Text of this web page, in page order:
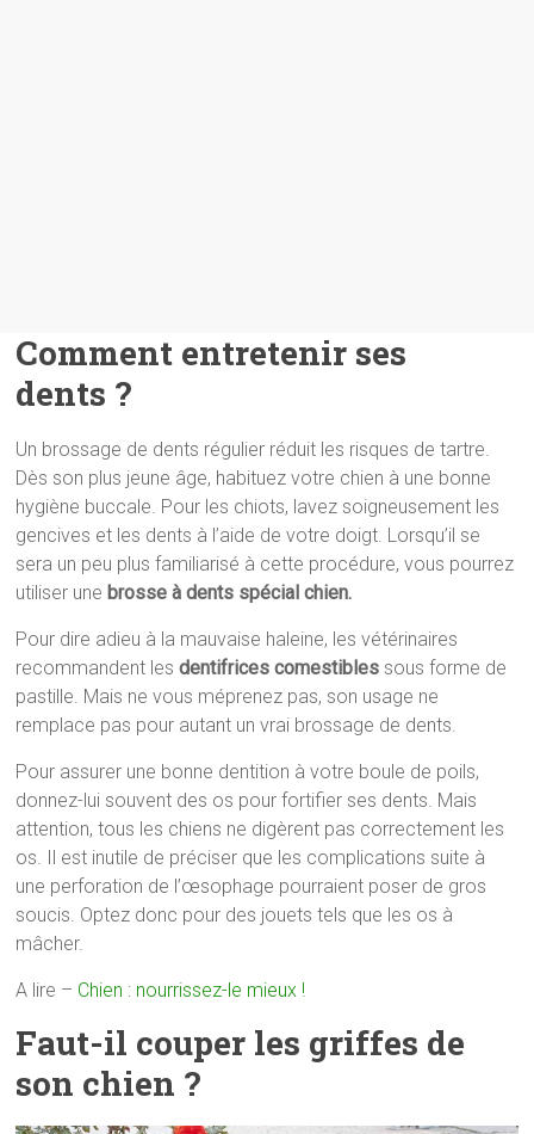
Comment entretenir ses
dents ?
Un brossage de dents régulier réduit les risques de tartre.
Dès son plus jeune âge, habituez votre chien à une bonne
hygiène buccale. Pour les chiots, lavez soigneusement les
gencives et les dents à l’aide de votre doigt. Lorsqu’il se
sera un peu plus familiarisé à cette procédure, vous pourrez
utiliser une brosse à dents spécial chien.
Pour dire adieu à la mauvaise haleine, les vétérinaires
recommandent lesdentifrices comestibles sous forme de
pastille. Mais ne vous méprenez pas, son usage ne
remplace pas pour autant un vrai brossage de dents.
Pour assurer une bonne dentition à votre boule de poils,
donnez-lui souvent des os pour fortifier ses dents. Mais
attention, tous les chiens ne digèrent pas correctement les
os. Il est inutile de préciser que les complications suite à
une perforation de l’œsophage pourraient poser de gros
soucis. Optez donc pour des jouets tels que les os à
mâcher.
A lire – Chien : nourrissez-le mieux !
Faut-il couper les griffes de
son chien ?